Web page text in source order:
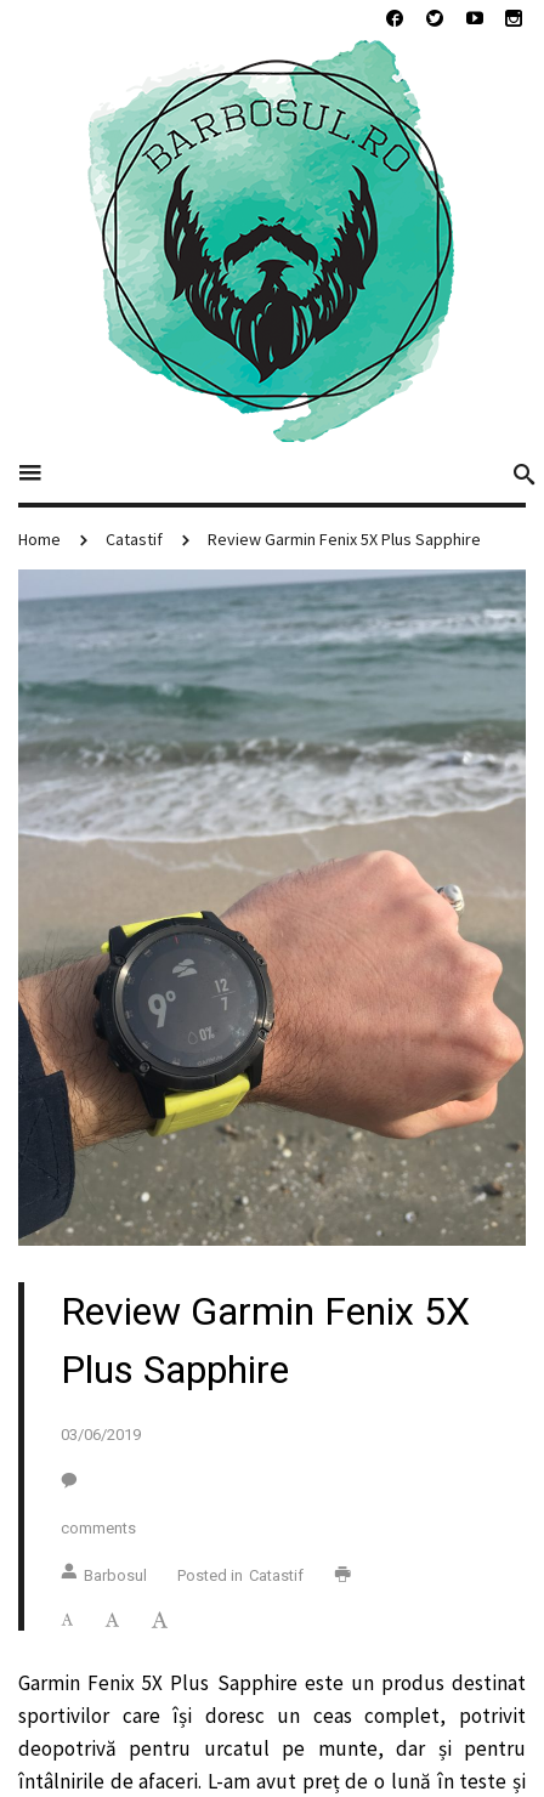
Home Catastif Review Garmin Fenix 5X Plus Sapphire
Review Garmin Fenix 5X
Plus Sapphire
03/06/2019
comments
Barbosul Posted in Catastif
Garmin Fenix 5X Plus Sapphire este un produs destinat
sportivilor care își doresc un ceas complet, potrivit
deopotrivă pentru urcatul pe munte, dar și pentru
întâlnirile de afaceri. L-am avut preț de o lună în teste și